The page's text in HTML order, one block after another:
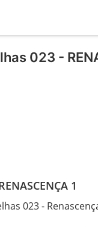
023 -
1
023 -